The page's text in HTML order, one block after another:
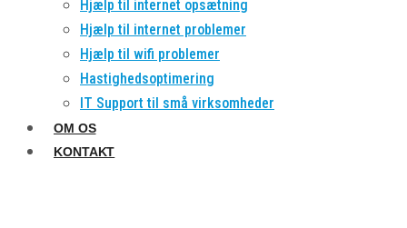
Hjælp til internet opsætning
Hjælp til internet problemer
Hjælp til wifi problemer
Hastighedsoptimering
IT Support til små virksomheder
OM OS
KONTAKT